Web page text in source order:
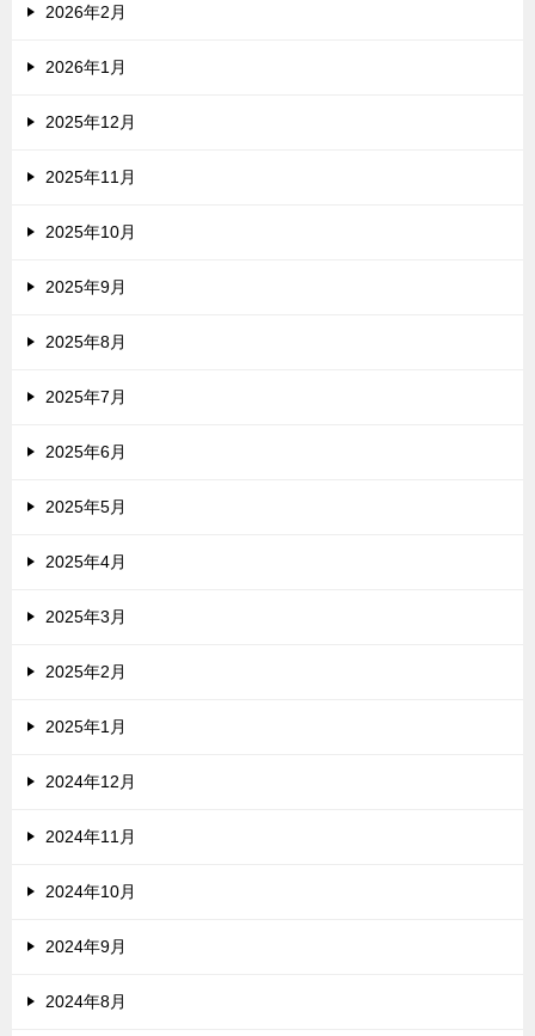
2026年2月
2026年1月
2025年12月
2025年11月
2025年10月
2025年9月
2025年8月
2025年7月
2025年6月
2025年5月
2025年4月
2025年3月
2025年2月
2025年1月
2024年12月
2024年11月
2024年10月
2024年9月
2024年8月